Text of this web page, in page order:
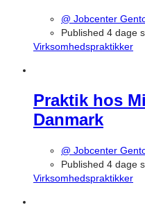
@ Jobcenter
Published 4 dage
Virksomhedspraktikker
Praktik hos
Danmark
@ Jobcenter
Published 4 dage
Virksomhedspraktikker